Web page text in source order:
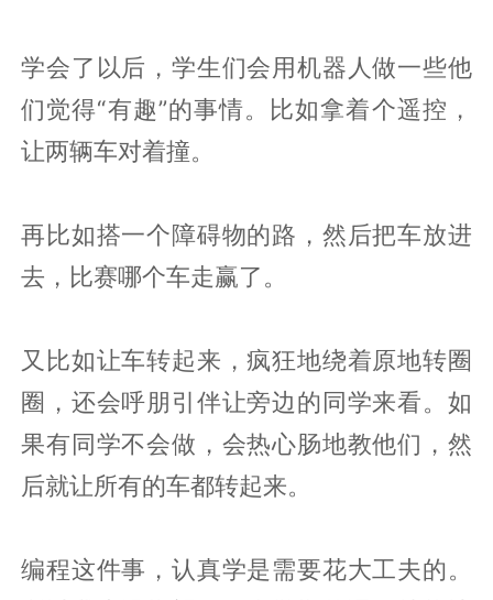
学会了以后，学生们会用机器人做一些他
们觉得“有趣”的事情。比如拿着个遥控，
让两辆车对着撞。
再比如搭一个障碍物的路，然后把车放进
去，比赛哪个车走赢了。
又比如让车转起来，疯狂地绕着原地转圈
圈，还会呼朋引伴让旁边的同学来看。如
果有同学不会做，会热心肠地教他们，然
后就让所有的车都转起来。
编程这件事，认真学是需要花大工夫的。